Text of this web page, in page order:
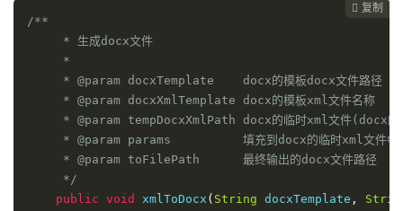
 复制
 复制
 复制
/**
     * 生成docx文件
     *
     * @param docxTemplate    docx的模板docx文件路径
     * @param docxXmlTemplate docx的模板xml文件名称
* @param tempDocxXmlPath docx的临时xml文件(docx的模
* @param params          填充到docx的临时xml文件中
     * @param toFilePath      最终输出的docx文件路径
     */
public void xmlToDocx ( String docxTemplate ,